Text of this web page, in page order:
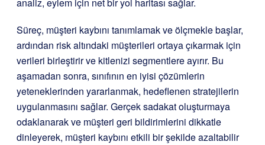
analiz, eylem için net bir yol haritası sağlar.
Süreç, müşteri kaybını tanımlamak ve ölçmekle başlar,
ardından risk altındaki müşterileri ortaya çıkarmak için
verileri birleştirir ve kitlenizi segmentlere ayırır. Bu
aşamadan sonra, sınıfının en iyisi çözümlerin
yeteneklerinden yararlanmak, hedeflenen stratejilerin
uygulanmasını sağlar. Gerçek sadakat oluşturmaya
odaklanarak ve müşteri geri bildirimlerini dikkatle
dinleyerek, müşteri kaybını etkili bir şekilde azaltabilir